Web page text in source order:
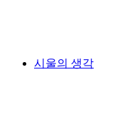
시울의 생각